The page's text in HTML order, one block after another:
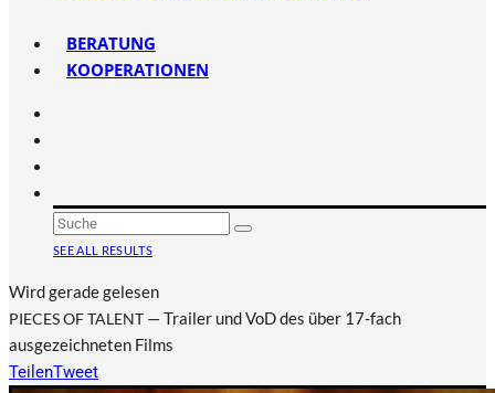
BERATUNG
KOOPERATIONEN
SEE ALL RESULTS
Wird gerade gelesen
PIECESOFTALENT — Trailer und VoD des über 17-fach
ausgezeichneten Films
TeilenTweet